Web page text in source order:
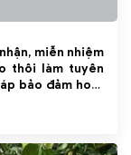
miễn nhiệm
thôi làm tuyên
bảo đảm hoạt